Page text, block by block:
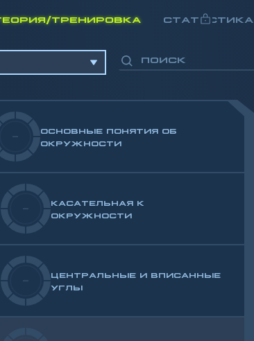
ТРЕНИРОВКА СТАТИСТИКА
-
ОСНОВНЫЕ ПОНЯТИЯ ОБ
ОКРУЖНОСТИ
-
КАСАТЕЛЬНАЯ К
ОКРУЖНОСТИ
-
ЦЕНТРАЛЬНЫЕ И ВПИСАННЫЕ
УГЛЫ